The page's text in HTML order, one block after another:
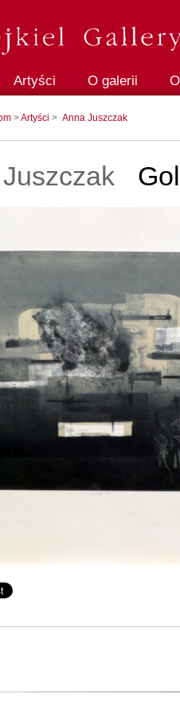
Artyści O galerii
>Artyści > Anna Juszczak